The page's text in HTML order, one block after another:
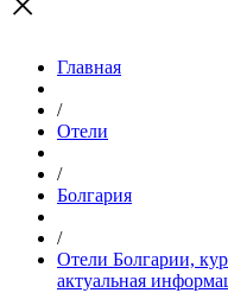
Главная
/
Отели
/
Болгария
/
Отели Болгарии,
актуальная